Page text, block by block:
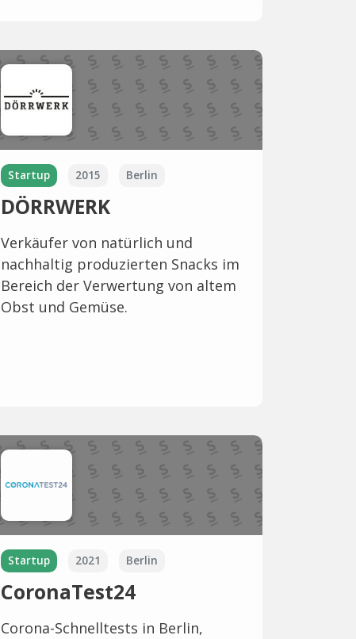
Startup 2015 Berlin
DÖRRWERK
Verkäufer von natürlich und
nachhaltig produzierten Snacks im
Bereich der Verwertung von altem
Obst und Gemüse.
Startup 2021 Berlin
CoronaTest24
Corona-Schnelltests in Berlin,